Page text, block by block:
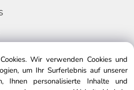
Wir verwenden Cookies und
um Ihr Surferlebnis auf unserer
Ihnen personalisierte Inhalte und